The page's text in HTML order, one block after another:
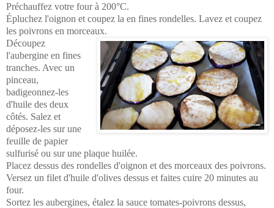
Préchauffez votre four à 200°C.
Épluchez l'oignon et coupez la en fines rondelles. Lavez et coupez
les poivrons en morceaux.
Découpez
l'aubergine en fines
tranches. Avec un
pinceau,
badigeonnez-les
d'huile des deux
côtés. Salez et
déposez-les sur une
feuille de papier
sulfurisé ou sur une plaque huilée.
Placez dessus des rondelles d'oignon et des morceaux des poivrons.
Versez un filet d'huile d'olives dessus et faites cuire 20 minutes au
four.
Sortez les aubergines, étalez la sauce tomates-poivrons dessus,